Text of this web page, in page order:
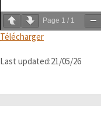
Page 1 / 1
Télécharger
Last updated:21/05/26